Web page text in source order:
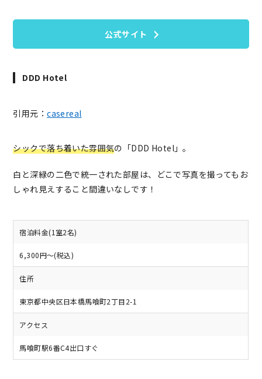
公式サイト
DDD Hotel
引用元：casereal
シックで落ち着いた雰囲気の「DDD Hotel」。
白と深緑の二色で統一された部屋は、どこで写真を撮ってもお
しゃれ見えすること間違いなしです！
宿泊料金(1室2名)
6,300円～(税込)
住所
東京都中央区日本橋馬喰町2丁目2-1
アクセス
馬喰町駅6番C4出口すぐ